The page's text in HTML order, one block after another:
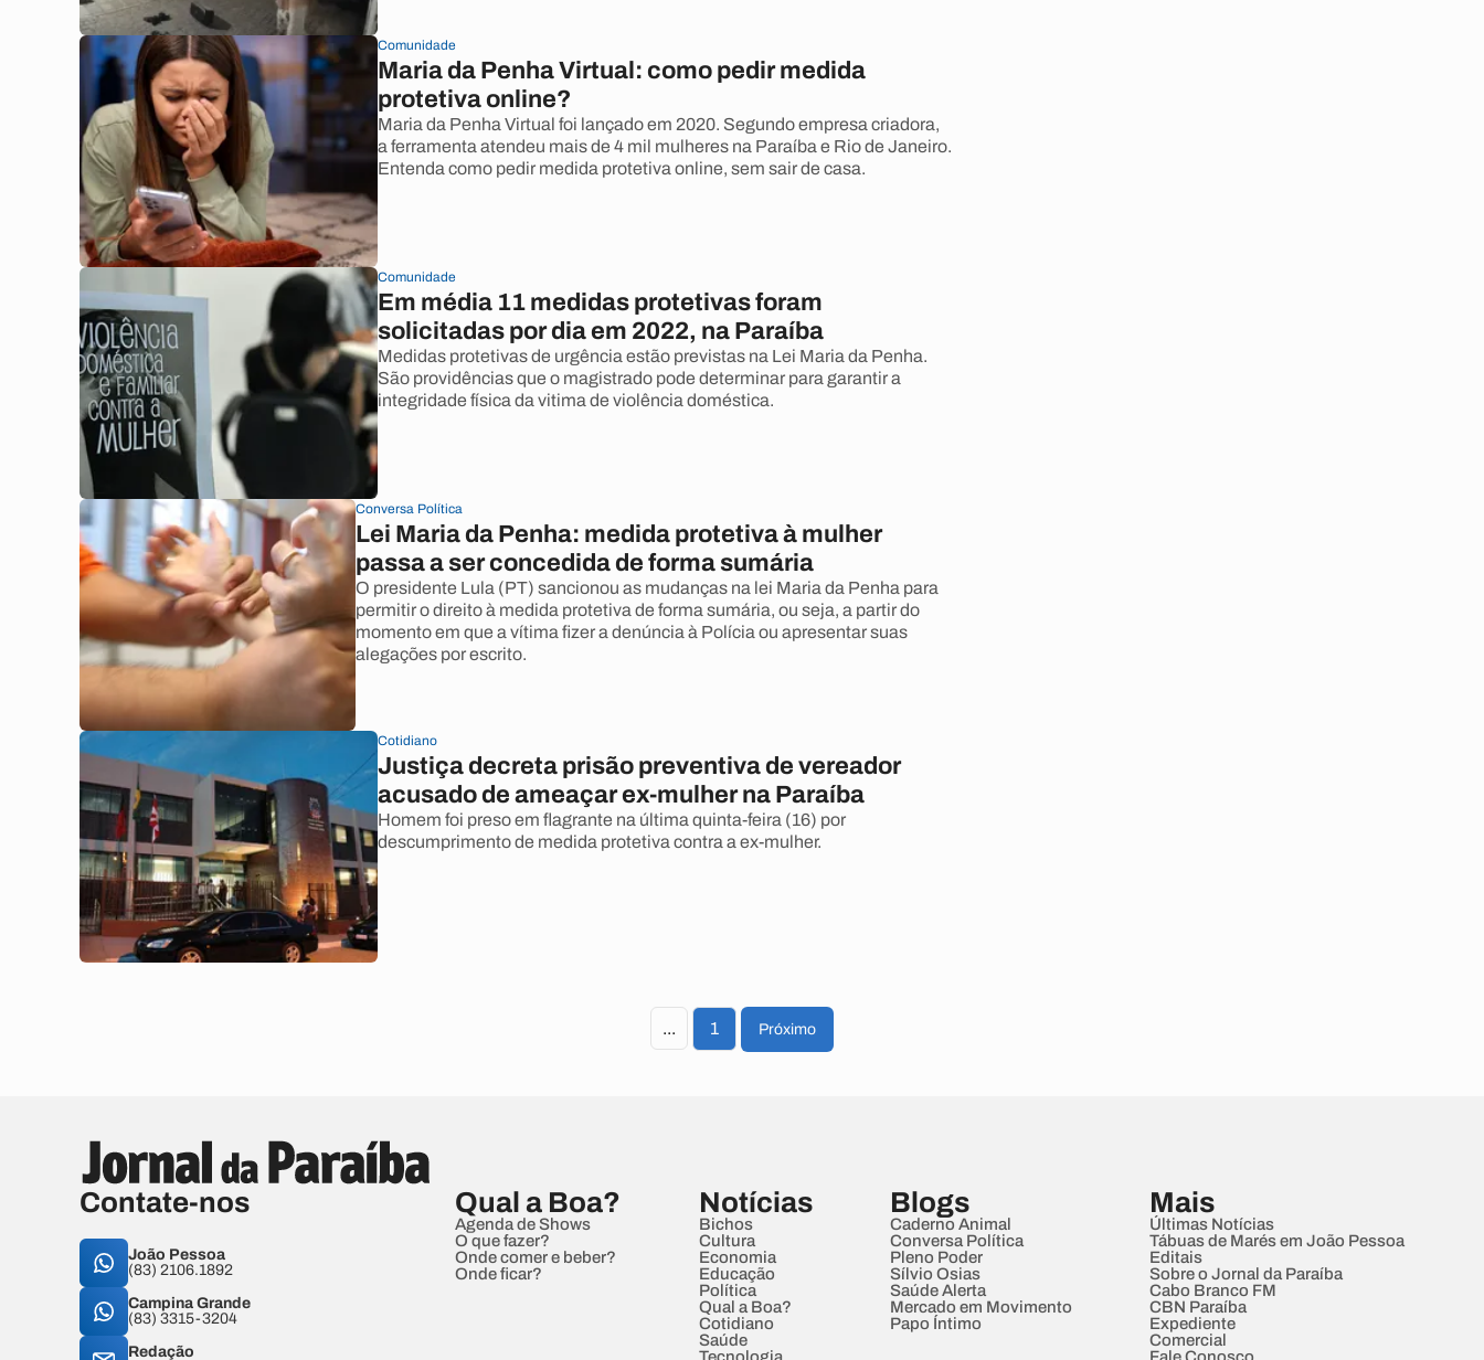
Comunidade
Maria da Penha Virtual: como pedir medida
protetiva online?
Maria da Penha Virtual foi lançado em 2020. Segundo empresa criadora,
a ferramenta atendeu mais de 4 mil mulheres na Paraíba e Rio de Janeiro.
Entenda como pedir medida protetiva online, sem sair de casa.
Comunidade
Em média 11 medidas protetivas foram
solicitadas por dia em 2022, na Paraíba
Medidas protetivas de urgência estão previstas na Lei Maria da Penha.
São providências que o magistrado pode determinar para garantir a
integridade física da vitima de violência doméstica.
Conversa Política
Lei Maria da Penha: medida protetiva à mulher
passa a ser concedida de forma sumária
O presidente Lula (PT) sancionou as mudanças na lei Maria da Penha para
permitir o direito à medida protetiva de forma sumária, ou seja, a partir do
momento em que a vítima fizer a denúncia à Polícia ou apresentar suas
alegações por escrito.
Cotidiano
Justiça decreta prisão preventiva de vereador
acusado de ameaçar ex-mulher na Paraíba
Homem foi preso em flagrante na última quinta-feira (16) por
descumprimento de medida protetiva contra a ex-mulher.
... 1 Próximo
Contate-nos
João Pessoa
(83) 2106.1892
Campina Grande
(83) 3315-3204
Redação
Qual a Boa?
Agenda de Shows
O que fazer?
Onde comer e beber?
Onde ficar?
Notícias
Bichos
Cultura
Economia
Educação
Política
Qual a Boa?
Cotidiano
Saúde
Blogs
Caderno Animal
Conversa Política
Pleno Poder
Sílvio Osias
Saúde Alerta
Mercado em Movimento
Papo Íntimo
Mais
Últimas Notícias
Tábuas de Marés em João Pessoa
Editais
Sobre o Jornal da Paraíba
Cabo Branco FM
CBN Paraíba
Expediente
Comercial